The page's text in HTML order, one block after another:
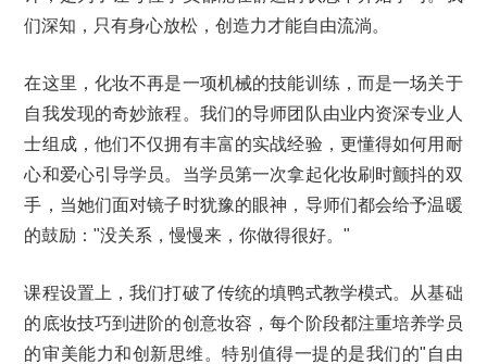
们深知，只有身心放松，创造力才能自由流淌。
在这里，化妆不再是一项机械的技能训练，而是一场关于
自我发现的奇妙旅程。我们的导师团队由业内资深专业人
士组成，他们不仅拥有丰富的实战经验，更懂得如何用耐
心和爱心引导学员。当学员第一次拿起化妆刷时颤抖的双
手，当她们面对镜子时犹豫的眼神，导师们都会给予温暖
的鼓励："没关系，慢慢来，你做得很好。"
课程设置上，我们打破了传统的填鸭式教学模式。从基础
的底妆技巧到进阶的创意妆容，每个阶段都注重培养学员
的审美能力和创新思维。特别值得一提的是我们的"自由